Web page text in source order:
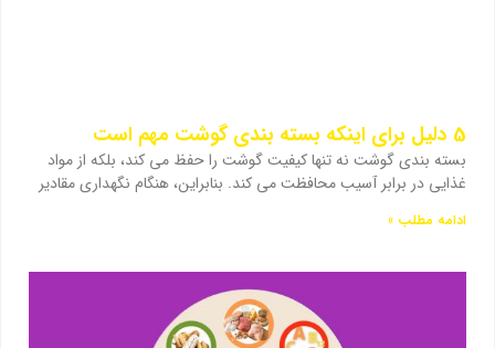
5 دلیل برای اینکه بسته بندی گوشت مهم است
بسته بندی گوشت نه تنها کیفیت گوشت را حفظ می کند، بلکه از مواد
غذایی در برابر آسیب محافظت می کند. بنابراین، هنگام نگهداری مقادیر
ادامه مطلب »